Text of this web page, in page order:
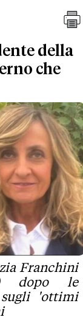
della
che
Franchini
dopo le
'ottimi